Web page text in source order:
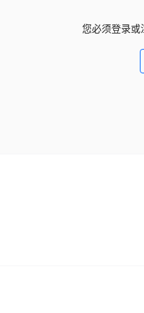
您必须登录或